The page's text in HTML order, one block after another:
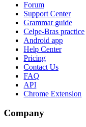
Forum
Support Center
Grammar guide
Celpe-Bras practice
Android app
Help Center
Pricing
Contact Us
FAQ
API
Chrome Extension
Company